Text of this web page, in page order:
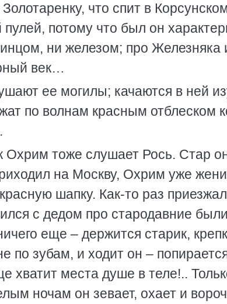
что спит в
потому что был он
ни железом; про Железняка
век…
ее могилы; качаются в ней
по волнам красным отблеском
Охрим тоже слушает Рось. Стар
на Москву, Охрим уже
шапку. Как-то раз
с дедом про стародавние
еще – держится старик,
по зубам, и ходит он –
хватит места душе в теле!..
ночам он зевает, охает и